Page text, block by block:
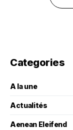
Categories
A la une
Actualités
Aenean Eleifend